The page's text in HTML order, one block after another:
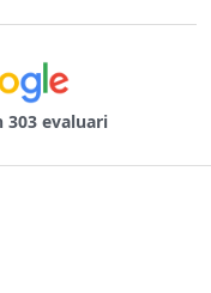
303 evaluari